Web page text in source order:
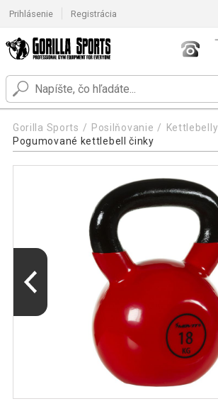
Prihlásenie Registrácia
Gorilla Sports Posilňovanie
Kettlebelly
Pogumované kettlebell činky